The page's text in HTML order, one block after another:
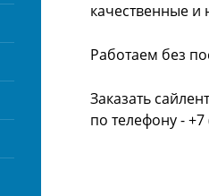
качественные и
Работаем без
Заказать
по телефону -